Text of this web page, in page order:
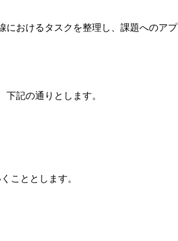
におけるタスクを整理し、課題へのアプ
記の通りとします。
こととします。